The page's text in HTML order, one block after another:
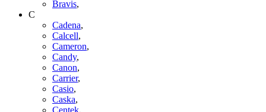
Bravis,
C
Cadena,
Calcell,
Cameron,
Candy,
Canon,
Carrier,
Casio,
Caska,
Centek,